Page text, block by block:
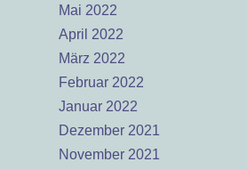
Mai 2022
April 2022
März 2022
Februar 2022
Januar 2022
Dezember 2021
November 2021